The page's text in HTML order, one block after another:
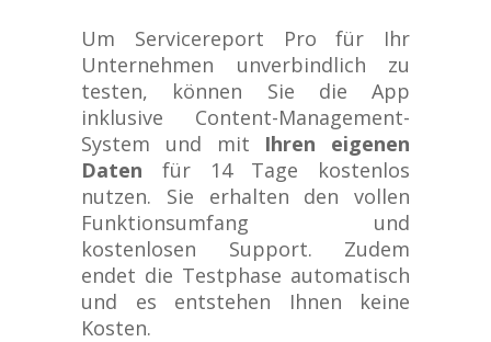
Um Servicereport Pro für Ihr
Unternehmen unverbindlich zu
testen, können Sie die App
inklusive Content-Management-
System und mit Ihren eigenen
Daten für 14 Tage kostenlos
nutzen. Sie erhalten den vollen
Funktionsumfang und
kostenlosen Support. Zudem
endet die Testphase automatisch
und es entstehen Ihnen keine
Kosten.